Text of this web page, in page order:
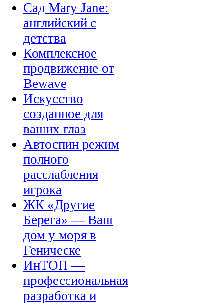
Сад Mary Jane:
английский с
детства
Комплексное
продвижение от
Bewave
Искусство
созданное для
ваших глаз
Автоспин режим
полного
расслабления
игрока
ЖК «Другие
Берега» — Ваш
дом у моря в
Геническе
ИнТОП —
профессиональная
разработка и